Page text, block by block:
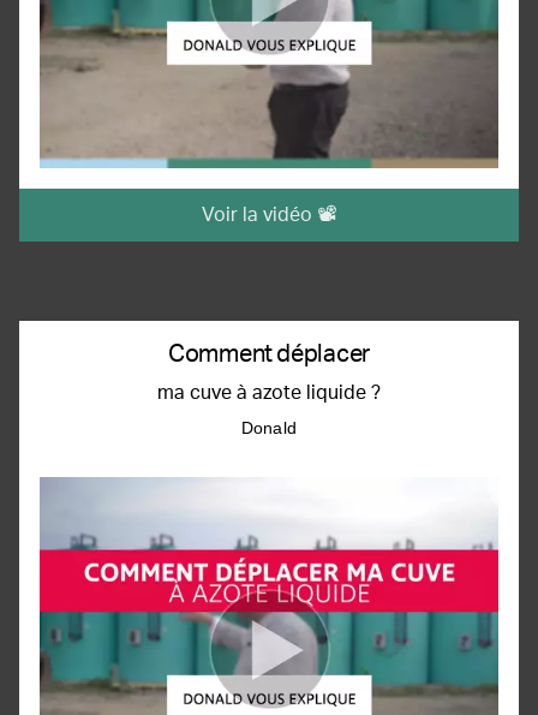
Voir la vidéo 📽️
Comment déplacer
ma cuve à azote liquide ?
Donald